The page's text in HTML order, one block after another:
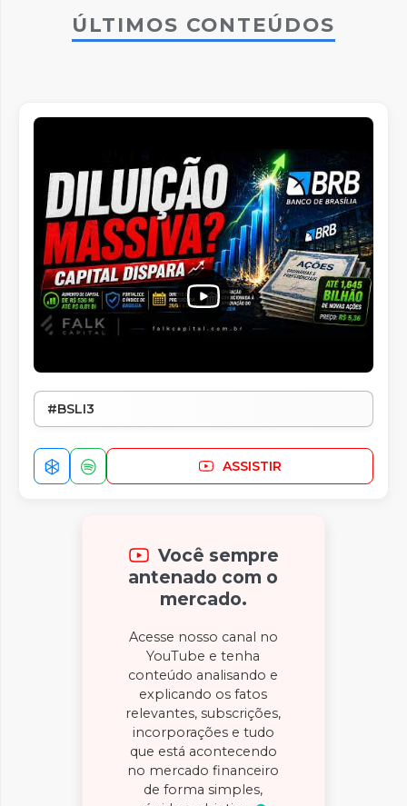
ÚLTIMOS CONTEÚDOS
#BSLI3
ASSISTIR
Você sempre
antenado com o
mercado.
Acesse nosso canal no
YouTube e tenha
conteúdo analisando e
explicando os fatos
relevantes, subscrições,
incorporações e tudo
que está acontecendo
no mercado financeiro
de forma simples,